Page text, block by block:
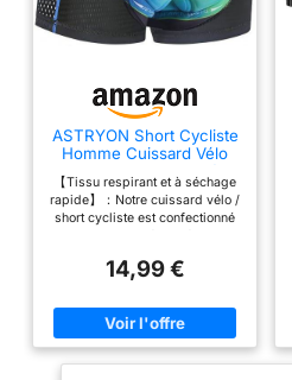
ASTRYON Short Cycliste
Homme Cuissard Vélo
Coussin Gel, Respirant
Séchage Rapide
Antichoc Élastique Anti
【Tissu respirant et à séchage
rapide】：Notre cuissard vélo /
short cycliste est confectionné
évacuateur de transpiration. Il
de vos jambes lors du
pédalage sans aucune
contrainte, pour un confort
optimal sur votre vélo.
14,99 €